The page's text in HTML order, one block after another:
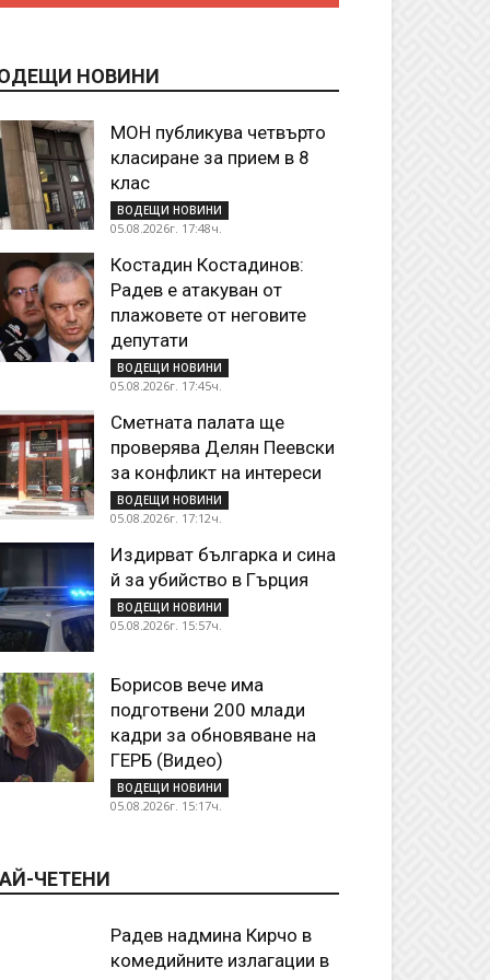
НОВИНИ
МОН публикува четвърто
класиране за прием в 8
клас
ВОДЕЩИ НОВИНИ
05.08.2026г. 17:48ч.
Костадин Костадинов:
Радев е атакуван от
плажoвете от неговите
депутати
ВОДЕЩИ НОВИНИ
05.08.2026г. 17:45ч.
Сметната палата ще
проверява Делян Пеевски
за конфликт на интереси
ВОДЕЩИ НОВИНИ
05.08.2026г. 17:12ч.
Издирват българка и сина
й за убийство в Гърция
ВОДЕЩИ НОВИНИ
05.08.2026г. 15:57ч.
Борисов вече има
подготвени 200 млади
кадри за обновяване на
ГЕРБ (Видео)
ВОДЕЩИ НОВИНИ
05.08.2026г. 15:17ч.
ЧЕТЕНИ
Радев надмина Кирчо в
комедийните излагации в